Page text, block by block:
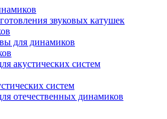
звуковых катушек
для динамиков
акустических систем
систем
отечественных динамиков